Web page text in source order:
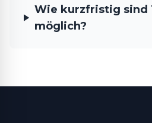
Wie kurzfristig sind
möglich?